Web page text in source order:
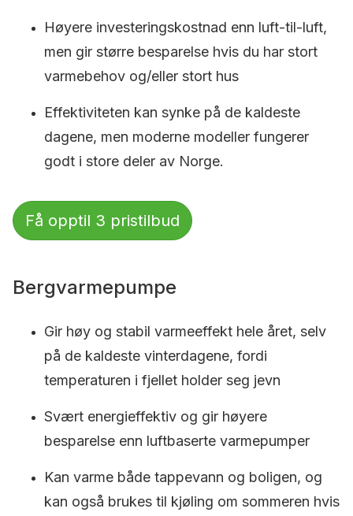
Høyere investeringskostnad enn luft-til-luft,
men gir større besparelse hvis du har stort
varmebehov og/eller stort hus
Effektiviteten kan synke på de kaldeste
dagene, men moderne modeller fungerer
godt i store deler av Norge.
Få opptil 3 pristilbud
Bergvarmepumpe
Gir høy og stabil varmeeffekt hele året, selv
på de kaldeste vinterdagene, fordi
temperaturen i fjellet holder seg jevn
Svært energieffektiv og gir høyere
besparelse enn luftbaserte varmepumper
Kan varme både tappevann og boligen, og
kan også brukes til kjøling om sommeren hvis